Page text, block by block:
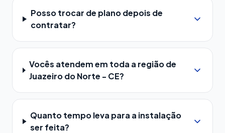
Posso trocar de plano depois de
contratar?
Vocês atendem em toda a região de
Juazeiro do Norte - CE?
Quanto tempo leva para a instalação
ser feita?